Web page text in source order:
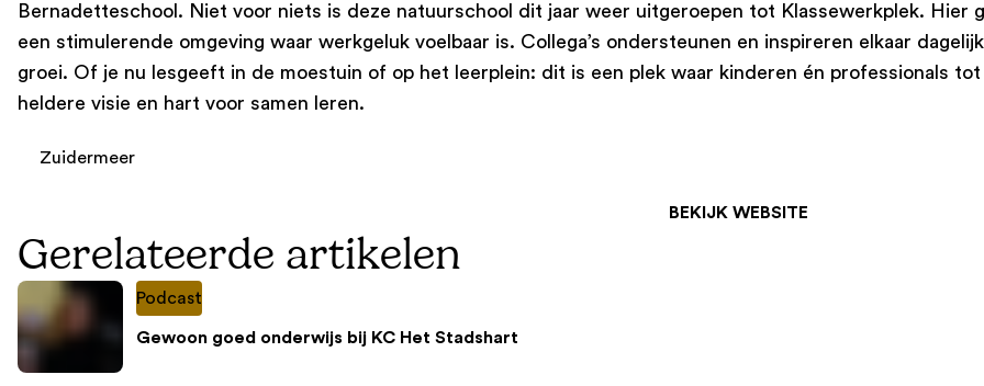
Bernadetteschool. Niet voor niets is deze natuurschool dit jaar weer uitgeroepen tot Klassewerkplek. Hier
een stimulerende omgeving waar werkgeluk voelbaar is. Collega’s ondersteunen en inspireren elkaar
groei. Of je nu lesgeeft in de moestuin of op het leerplein: dit is een plek waar kinderen én professionals
heldere visie en hart voor samen leren.
Zuidermeer
BEKIJK WEBSITE
Gerelateerde artikelen
Podcast
Gewoon goed onderwijs bij KC Het Stadshart